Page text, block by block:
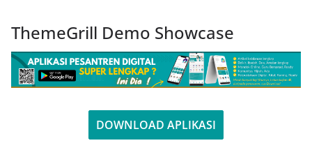
ThemeGrill Demo Showcase
DOWNLOAD APLIKASI